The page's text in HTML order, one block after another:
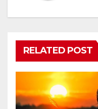
RELATED POST